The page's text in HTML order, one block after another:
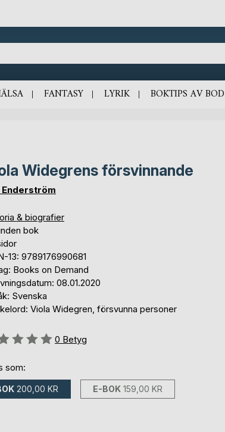
FANTASY LYRIK BOKTIPS AV BOD
Widegrens försvinnande
Enderström
& biografier
bok
13: 9789176990681
Books on Demand
08.01.2020
Svenska
Viola Widegren, försvunna personer
0 Betyg
som:
200,00 KR E-BOK 159,00 KR